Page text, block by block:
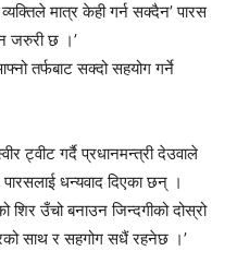
मात्र केही गर्न सक्दैन’ पारस
जरुरी छ ।’
तर्फबाट सक्दो सहयोग गर्ने
ट्वीट गर्दै प्रधानमन्त्री देउवाले
धन्यवाद दिएका छन् ।
उँचो बनाउन जिन्दगीको दोस्रो
साथ र सहगोग सधैं रहनेछ ।’